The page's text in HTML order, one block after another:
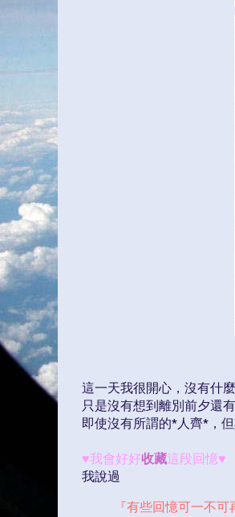
這一天我很開心，沒有什
只是沒有想到離別前夕還
即使沒有所謂的*人齊*，
♥我會好好收藏這段回憶♥
我說過
『有些回憶可一不